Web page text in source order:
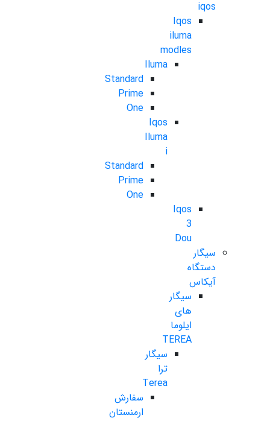
iqos
Iqos
iluma
modles
Iluma
Standard
Prime
One
Iqos
Iluma
i
Standard
Prime
One
Iqos
3
Dou
سیگار
دستگاه
آیکاس
سیگار
های
ایلوما
TEREA
سیگار
ترا
Terea
سفارش
ارمنستان